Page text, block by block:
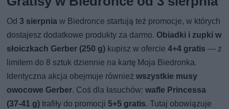
Od3 sierpnia w Biedronce startują też promocje, w których
dostajesz dodatkowe produkty za darmo. Obiadki i zupki w
słoiczkach Gerber (250 g) kupisz w ofercie4+4 gratis — z
limitem do 8 sztuk dziennie na kartę Moja Biedronka.
Identyczna akcja obejmuje równieżwszystkie musy
owocowe Gerber. Coś dla łasuchów:wafle Princessa
(37-41 g) trafiły do promocji 5+5 gratis. Tutaj obowiązuje